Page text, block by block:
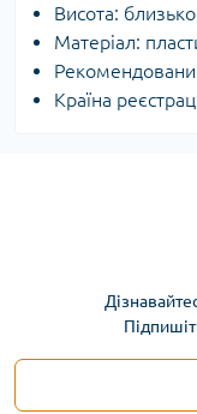
Висота:
Матеріал:
Країна